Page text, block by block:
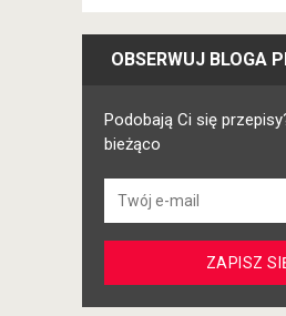
OBSERWUJ BLOGA
Podobają Ci się
bieżąco